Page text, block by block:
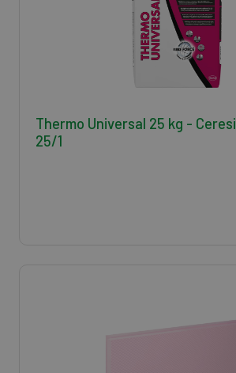
Thermo Universal 25 kg -
25/1